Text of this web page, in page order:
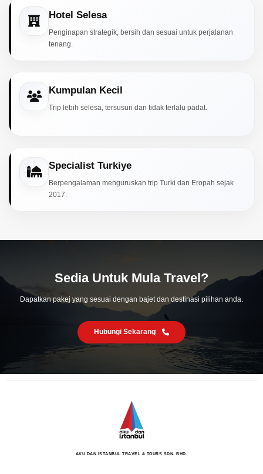
Hotel Selesa
Penginapan strategik, bersih dan sesuai untuk perjalanan
tenang.
Kumpulan Kecil
Trip lebih selesa, tersusun dan tidak terlalu padat.
Specialist Turkiye
Berpengalaman menguruskan trip Turki dan Eropah sejak
2017.
Sedia Untuk Mula Travel?
Dapatkan pakej yang sesuai dengan bajet dan destinasi pilihan anda.
Hubungi Sekarang
AKU DAN ISTANBUL TRAVEL & TOURS SDN. BHD.